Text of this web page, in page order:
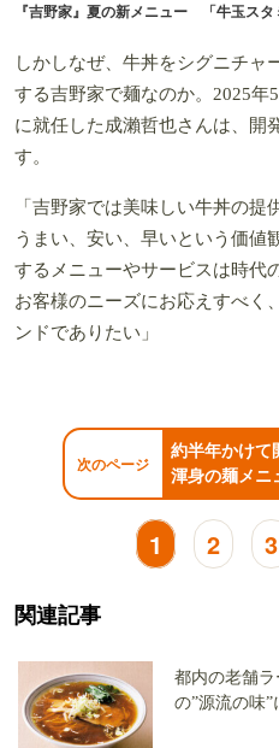
『吉野家』夏の新メニュー 「牛玉スタ
しかしなぜ、牛丼をシグニチャ
する吉野家で麺なのか。2025年
に就任した成瀨哲也さんは、開
す。
「吉野家では美味しい牛丼の提
うまい、安い、早いという価値
するメニューやサービスは時代
お客様のニーズにお応えすべく
ンドでありたい」
次のページ
約半年かけて
渾身の麺メニ
1 2 3
関連記事
都内の老舗
の”源流の味”